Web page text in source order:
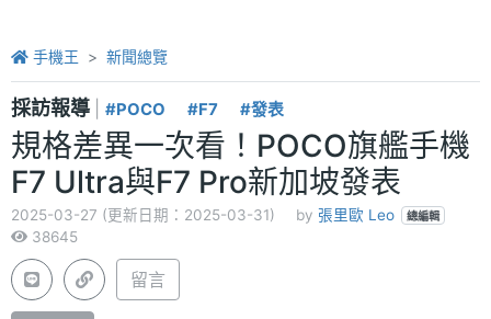
手機王 新聞總覽
採訪報導 #POCO #F7 #發表
規格差異一次看！POCO旗艦手機
F7 Ultra與F7 Pro新加坡發表
2025-03-27 (更新日期：2025-03-31) by 張里歐 Leo 總編輯
38645
留言